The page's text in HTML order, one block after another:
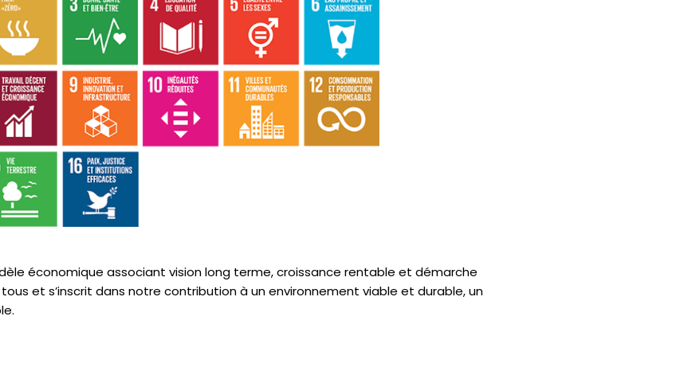
économique associant vision long terme, croissance rentable et démarche
et s’inscrit dans notre contribution à un environnement viable et durable, un